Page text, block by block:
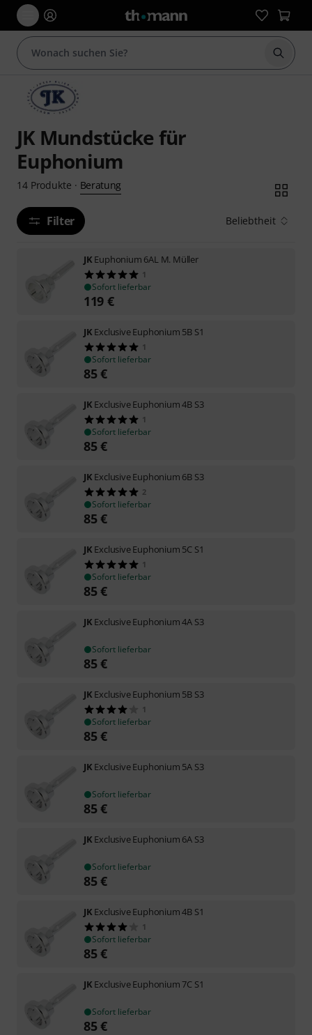
Suche
JK Mundstücke für
Euphonium
14 Produkte · Beratung
Filter Beliebtheit
JK Euphonium 6AL M. Müller
1
Sofort lieferbar
119 €
JK Exclusive Euphonium 5B S1
1
Sofort lieferbar
85€
JK Exclusive Euphonium 4B S3
1
Sofort lieferbar
85€
JK Exclusive Euphonium 6B S3
2
Sofort lieferbar
85€
JK Exclusive Euphonium 5C S1
1
Sofort lieferbar
85€
JK Exclusive Euphonium 4A S3
Sofort lieferbar
85€
JK Exclusive Euphonium 5B S3
1
Sofort lieferbar
85€
JK Exclusive Euphonium 5A S3
Sofort lieferbar
85€
JK Exclusive Euphonium 6A S3
Sofort lieferbar
85€
JK Exclusive Euphonium 4B S1
1
Sofort lieferbar
85€
JK Exclusive Euphonium 7C S1
Sofort lieferbar
85€